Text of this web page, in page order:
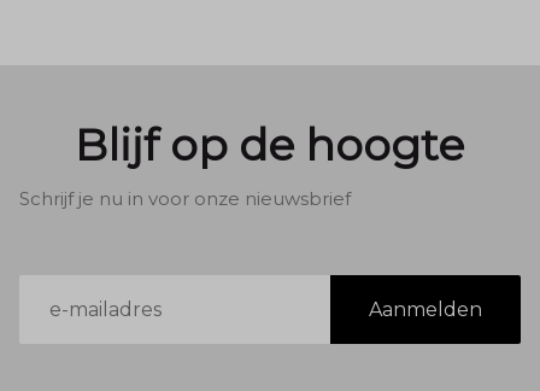
Blijf op de hoogte
Schrijf je nu in voor onze nieuwsbrief
mailadres
Aanmelden